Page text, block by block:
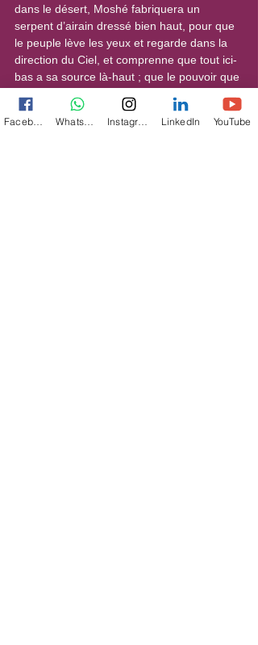
dans le désert, Moshé fabriquera un
serpent d’airain dressé bien haut, pour que
le peuple lève les yeux et regarde dans la
direction du Ciel, et comprenne que tout ici-
bas a sa source là-haut ; que le pouvoir que
vient en fait des hauteurs divines".
LinkedIn YouTube